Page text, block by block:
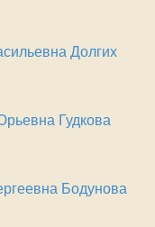
Долгих
Гудкова
Бодунова